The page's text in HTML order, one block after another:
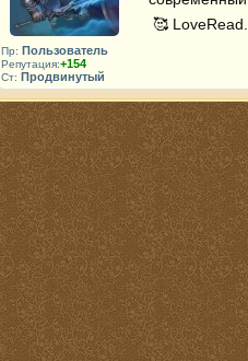
Пр: Пользователь
Репутация:+154
Ст: Продвинутый
🥰